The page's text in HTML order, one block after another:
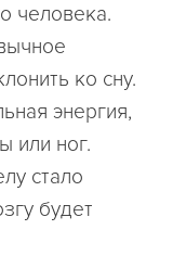
человека.
ко сну.
энергия,
или ног.
стало
будет